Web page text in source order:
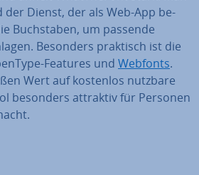
der Dienst, der als Web-App be­
Buch­sta­ben, um passende
Besonders praktisch ist die
Features und Webfonts.
Wert auf kostenlos nutzbare
besonders attraktiv für Personen